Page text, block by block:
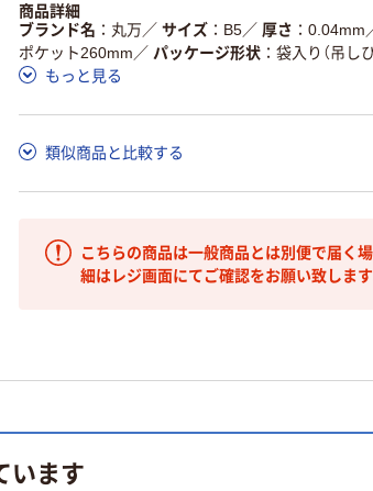
商品詳細
ブランド名
丸万 ／ サイズ B5／ 厚さ 0.04mm
ポケット260mm ／ パッケージ形状
袋入り（吊し
もっと見る
類似商品と比較する
こちらの商品は一般商品とは別便で届く
細はレジ画面にてご確認をお願い致します
います